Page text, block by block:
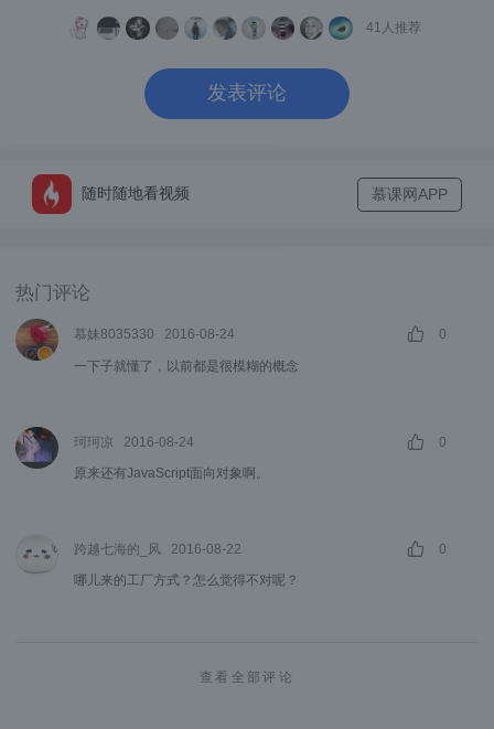
对象，Array是类；
我们可以把 看做是制作产品的磨具，
而
产品。
对象
代码：面向过程
<script type "text/javascript"
>
function createPerson
this
;
this.showName
this .
41 人推荐
发表评论
随时随地看视频 慕课网APP
热门评论
慕妹8035330 2016-08-24 0
一下子就懂了，以前都是很模糊的概念
珂珂凉 2016-08-24 0
原来还有JavaScript面向对象啊。
跨越七海的_风 2016-08-22 0
哪儿来的工厂方式？怎么觉得不对呢？
查看全部评论